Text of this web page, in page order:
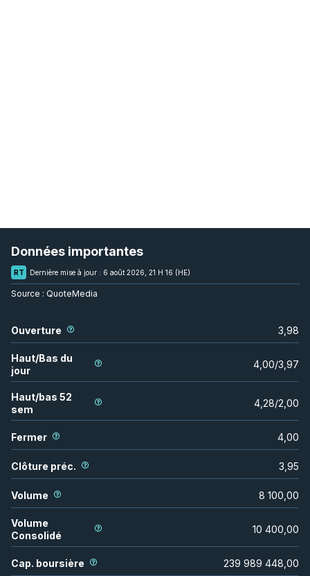
Données importantes
RT Dernière mise à jour : 6 août 2026, 21 H 16 (HE)
Source : QuoteMedia
Ouverture 3,98
Haut/Bas du
jour
4,00/3,97
Haut/bas 52
sem
4,28/2,00
Fermer 4,00
Clôture préc. 3,95
Volume 8 100,00
Volume
Consolidé
10 400,00
Cap. boursière 239 989 448,00